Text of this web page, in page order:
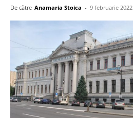
De către Anamaria Stoica - 9 februarie 2022